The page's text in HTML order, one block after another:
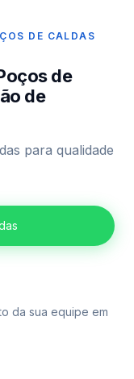
DE CALDAS
de
de
para qualidade
da sua equipe em